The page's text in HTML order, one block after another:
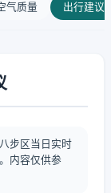
气质量 出行建议
步区当日实时
内容仅供参